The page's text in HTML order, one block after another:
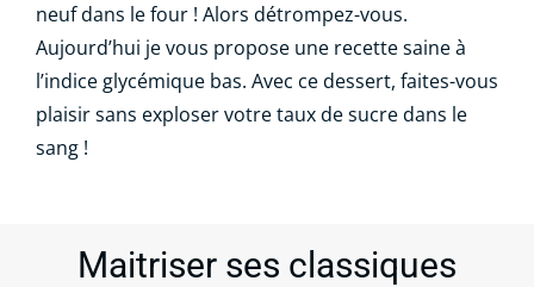
neuf dans le four ! Alors détrompez-vous.
Aujourd’hui je vous propose une recette saine à
l’indice glycémique bas. Avec ce dessert, faites-vous
plaisir sans exploser votre taux de sucre dans le
sang !
Maitriser ses classiques